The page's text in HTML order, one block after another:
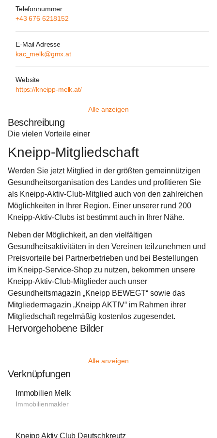
Telefonnummer
+43 676 6218152
E-Mail Adresse
kac_melk@gmx.at
Website
https://kneipp-melk.at/
Alle anzeigen
Beschreibung
Die vielen Vorteile einer
Kneipp-Mitgliedschaft
Werden Sie jetzt Mitglied in der größten gemeinnützigen
Gesundheitsorganisation des Landes und profitieren Sie
als Kneipp-Aktiv-Club-Mitglied auch von den zahlreichen
Möglichkeiten in Ihrer Region. Einer unserer rund 200
Kneipp-Aktiv-Clubs ist bestimmt auch in Ihrer Nähe.
Neben der Möglichkeit, an den vielfältigen
Gesundheitsaktivitäten in den Vereinen teilzunehmen und
Preisvorteile bei Partnerbetrieben und bei Bestellungen
im Kneipp-Service-Shop zu nutzen, bekommen unsere
Kneipp-Aktiv-Club-Mitglieder auch unser
Gesundheitsmagazin „Kneipp BEWEGT“ sowie das
Mitgliedermagazin „Kneipp AKTIV“ im Rahmen ihrer
Mitgliedschaft regelmäßig kostenlos zugesendet.
Hervorgehobene Bilder
Alle anzeigen
Verknüpfungen
Immobilien Melk
Immobilienmakler
Kneipp Aktiv Club Deutschkreutz